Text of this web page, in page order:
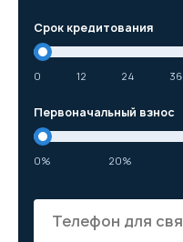
Срок кредитования
0 12 24 36
Первоначальный взнос
0% 20%